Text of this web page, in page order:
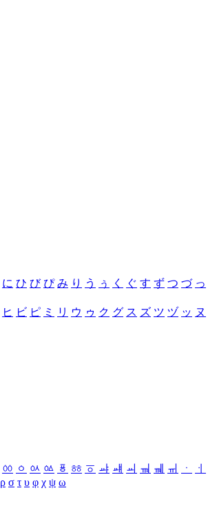
に ひ び ぴ み り う ぅ く ぐ す ず つ づ っ
ヒ ビ ピ ミ リ ウ ゥ ク グ ス ズ ツ ヅ ッ ヌ
ㆀ ㆁ ㆂ ㆃ ㆄ ㆅ ㆆ ㆇ ㆈ ㆉ ㆊ ㆋ ㆌ ㆍ
ㆎ
ρ σ τ υ φ χ ψ ω